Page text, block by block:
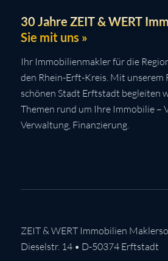
30 Jahre ZEIT & WERT
Sie mit uns »
Ihr Immobilienmakler für die
den Rhein-Erft-Kreis. Mit unserem
schönen Stadt Erftstadt begleiten
Themen rund um Ihre Immobilie –
Verwaltung, Finanzierung.
ZEIT & WERT Immobilien
Dieselstr. 14 • D-50374 Erftstadt